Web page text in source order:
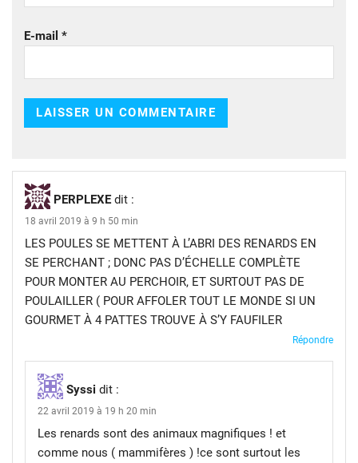
E-mail *
PERPLEXE dit :
18 avril 2019 à 9 h 50 min
LES POULES SE METTENT À L’ABRI DES RENARDS EN
SE PERCHANT ; DONC PAS D’ÉCHELLE COMPLÈTE
POUR MONTER AU PERCHOIR, ET SURTOUT PAS DE
POULAILLER ( POUR AFFOLER TOUT LE MONDE SI UN
GOURMET À 4 PATTES TROUVE À S’Y FAUFILER
Répondre
Syssi dit :
22 avril 2019 à 19 h 20 min
Les renards sont des animaux magnifiques ! et
comme nous ( mammifères ) !ce sont surtout les